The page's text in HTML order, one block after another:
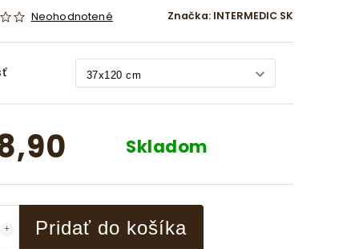
Neohodnotené Značka: INTERMEDIC SK
Skladom
Pridať do košíka